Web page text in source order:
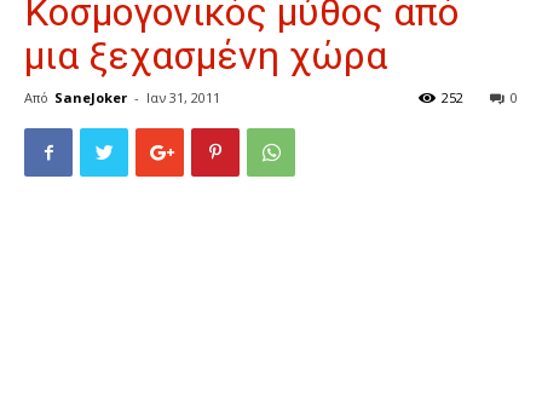
Κοσμογονικός μύθος από
μια ξεχασμένη χώρα
Από SaneJoker - Ιαν 31, 2011 0
252